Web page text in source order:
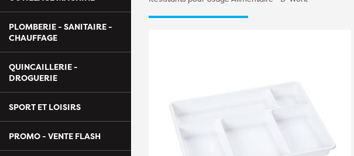
PLOMBERIE - SANITAIRE -
CHAUFFAGE
QUINCAILLERIE -
DROGUERIE
SPORT ET LOISIRS
PROMO - VENTE FLASH